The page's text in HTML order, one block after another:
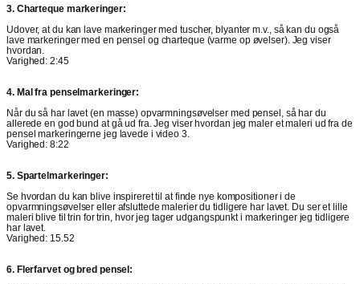
3. Charteque markeringer:
Udover, at du kan lave markeringer med tuscher, blyanter m.v., så kan du også
lave markeringer med en pensel og charteque (varme op øvelser). Jeg viser
hvordan.
Varighed: 2:45
4. Mal fra penselmarkeringer:
Når du så har lavet (en masse) opvarmningsøvelser med pensel, så har du
allerede en god bund at gå ud fra. Jeg viser hvordan jeg maler et maleri ud fra de
pensel markeringerne jeg lavede i video 3.
Varighed: 8:22
5. Spartelmarkeringer:
Se hvordan du kan blive inspireret til at finde nye kompositioner i de
opvarmningsøvelser eller afsluttede malerier du tidligere har lavet. Du ser et lille
maleri blive til trin for trin, hvor jeg tager udgangspunkt i markeringer jeg tidligere
har lavet.
Varighed: 15.52
6. Flerfarvet og bred pensel: